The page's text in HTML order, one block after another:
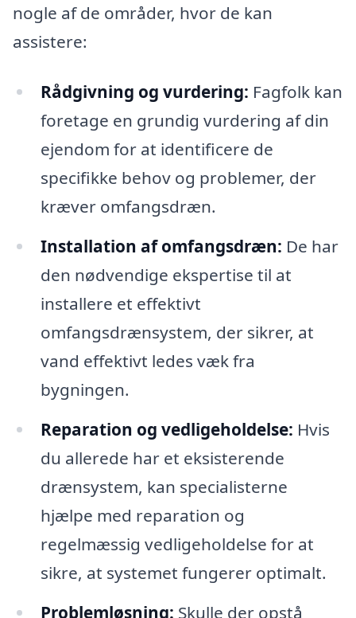
nogle af de områder, hvor de kan
assistere:
Rådgivning og vurdering: Fagfolk kan
foretage en grundig vurdering af din
ejendom for at identificere de
specifikke behov og problemer, der
kræver omfangsdræn.
Installation af omfangsdræn: De har
den nødvendige ekspertise til at
installere et effektivt
omfangsdrænsystem, der sikrer, at
vand effektivt ledes væk fra
bygningen.
Reparation og vedligeholdelse: Hvis
du allerede har et eksisterende
drænsystem, kan specialisterne
hjælpe med reparation og
regelmæssig vedligeholdelse for at
sikre, at systemet fungerer optimalt.
Problemløsning: Skulle der opstå